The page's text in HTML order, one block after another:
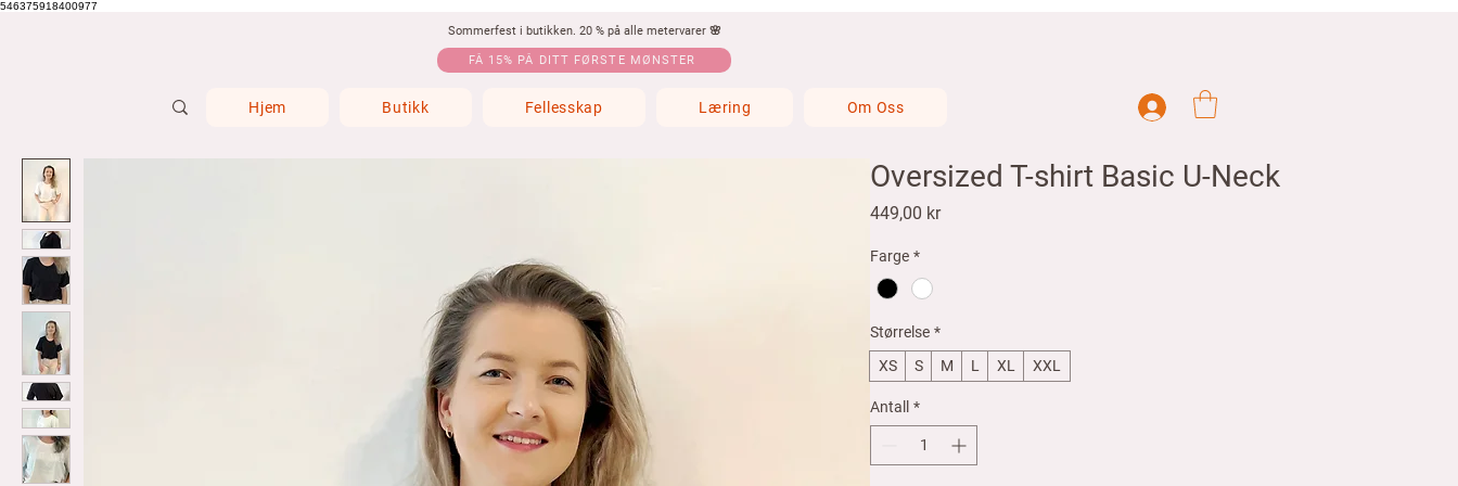
546375918400977
Sommerfest i butikken. 20 % på alle metervarer 🌸
FÅ 15% PÅ DITT FØRSTE MØNSTER
Hjem Butikk Fellesskap Læring Om Oss
Oversized T-shirt Basic U-Neck
449,00 krPris
Farge *
Størrelse *
XS
S M L XL XXL
Antall *